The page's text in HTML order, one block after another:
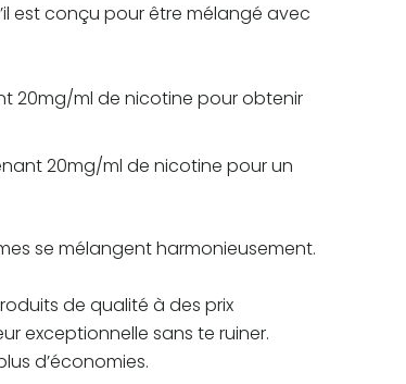
est conçu pour être mélangé avec
20mg/ml de nicotine pour obtenir
20mg/ml de nicotine pour un
se mélangent harmonieusement.
de qualité à des prix
exceptionnelle sans te ruiner.
d’économies.